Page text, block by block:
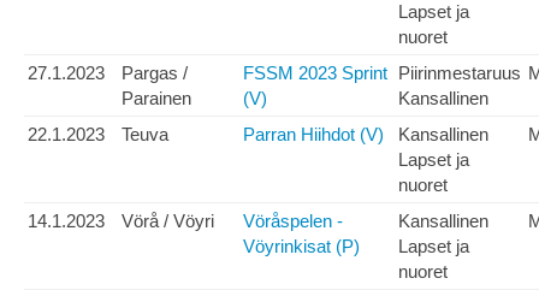
Lapset ja
nuoret
27.1.2023
Pargas /
Parainen
FSSM 2023 Sprint
(V)
Piirinmestaruus
Kansallinen
22.1.2023 Teuva Parran Hiihdot (V)
Kansallinen
Lapset ja
nuoret
14.1.2023 Vörå / Vöyri
Vöråspelen -
Vöyrinkisat (P)
Kansallinen
Lapset ja
nuoret